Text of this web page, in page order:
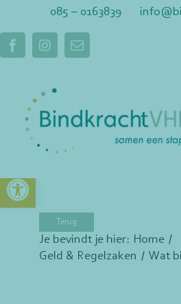
Toolbar openen
inhoud
085 – 0163839
FacebookInstagram
E-
Je bevindt je hier: Home
Geld & Regelzaken
Wat